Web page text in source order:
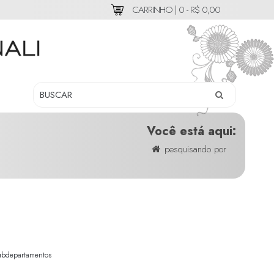
CARRINHO | 0 - R$ 0,00
Você está aqui:
pesquisando por